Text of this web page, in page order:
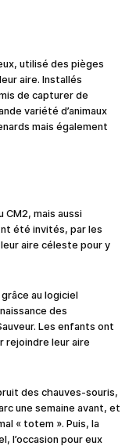
utilisé des pièges
aire. Installés
de capturer de
variété d’animaux
mais également
mais aussi
été invités, par les
aire céleste pour y
au logiciel
des
Les enfants ont
rejoindre leur aire
des chauves-souris,
une semaine avant, et
« totem ». Puis, la
l’occasion pour eux